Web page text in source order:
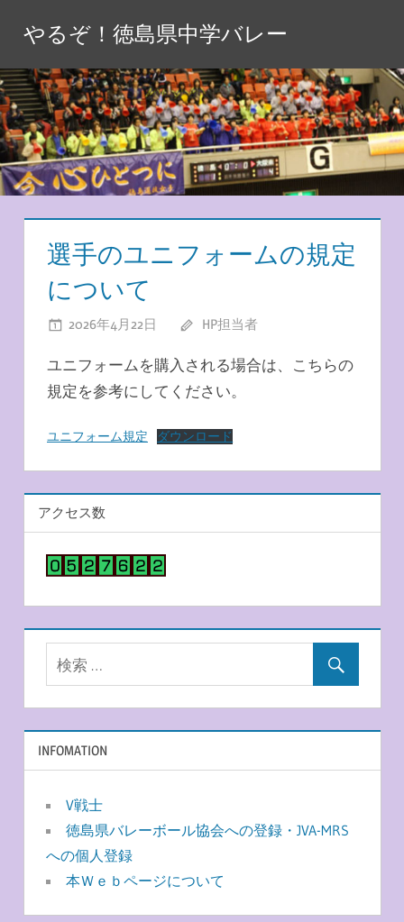
テ
ン
ツ
へ
ス
キ
やるぞ！徳島県中学バレー
選手のユニフォームの規定
について
2026年4月22日 HP担当者
ユニフォームを購入される場合は、こちらの
規定を参考にしてください。
ユニフォーム規定 ダウンロード
会
関
係
アクセス数
INFOMATION
V戦士
徳島県バレーボール協会への登録・JVA-MRS
への個人登録
本Ｗｅｂページについて